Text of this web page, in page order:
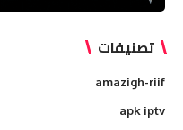
تصنيفات
amazigh-riif
apk iptv